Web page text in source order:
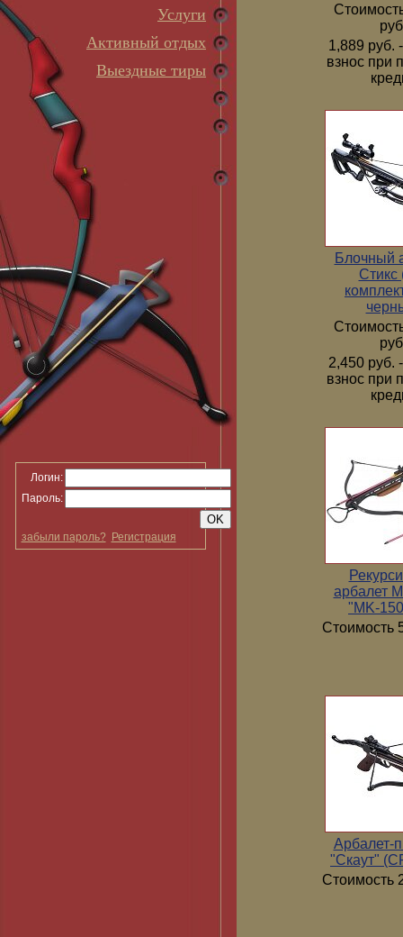
Услуги
Активный отдых
Выездные тиры
Логин:
Пароль:
забыли пароль? Регистрация
1,889 руб.
взнос при
Блочный
Стикс
2,450 руб.
взнос при
арбалет
"MK-
Стоимость
Арбалет-
"Скаут"
Стоимость